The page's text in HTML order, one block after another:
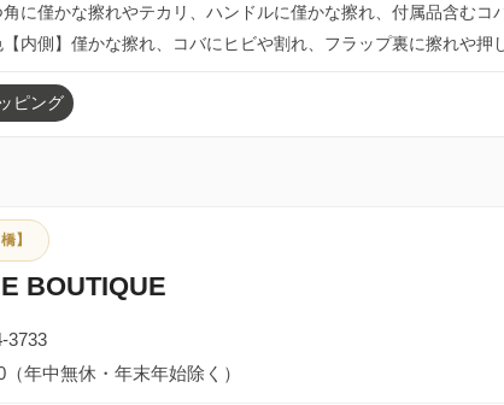
角に僅かな擦れやテカリ、ハンドルに僅かな擦れ、付属品含む
内側】僅かな擦れ、コバにヒビや割れ、フラップ裏に擦れや
ピング
】
BOUTIQUE
3733
（年中無休・年末年始除く）